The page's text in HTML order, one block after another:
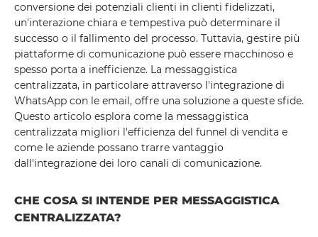
conversione dei potenziali clienti in clienti fidelizzati,
un'interazione chiara e tempestiva può determinare il
successo o il fallimento del processo. Tuttavia, gestire più
piattaforme di comunicazione può essere macchinoso e
spesso porta a inefficienze. La messaggistica
centralizzata, in particolare attraverso l'integrazione di
WhatsApp con le email, offre una soluzione a queste sfide.
Questo articolo esplora come la messaggistica
centralizzata migliori l'efficienza del funnel di vendita e
come le aziende possano trarre vantaggio
dall'integrazione dei loro canali di comunicazione.
CHE COSA SI INTENDE PER MESSAGGISTICA
CENTRALIZZATA?